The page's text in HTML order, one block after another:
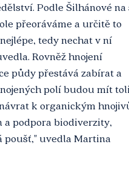
Podle Šilhánové na
přeoráváme a určitě to
tedy nechat v ní
Rovněž hnojení
půdy přestává zabírat a
polí budou mít
k organickým
podpora biodiverzity,
poušť," uvedla Martina